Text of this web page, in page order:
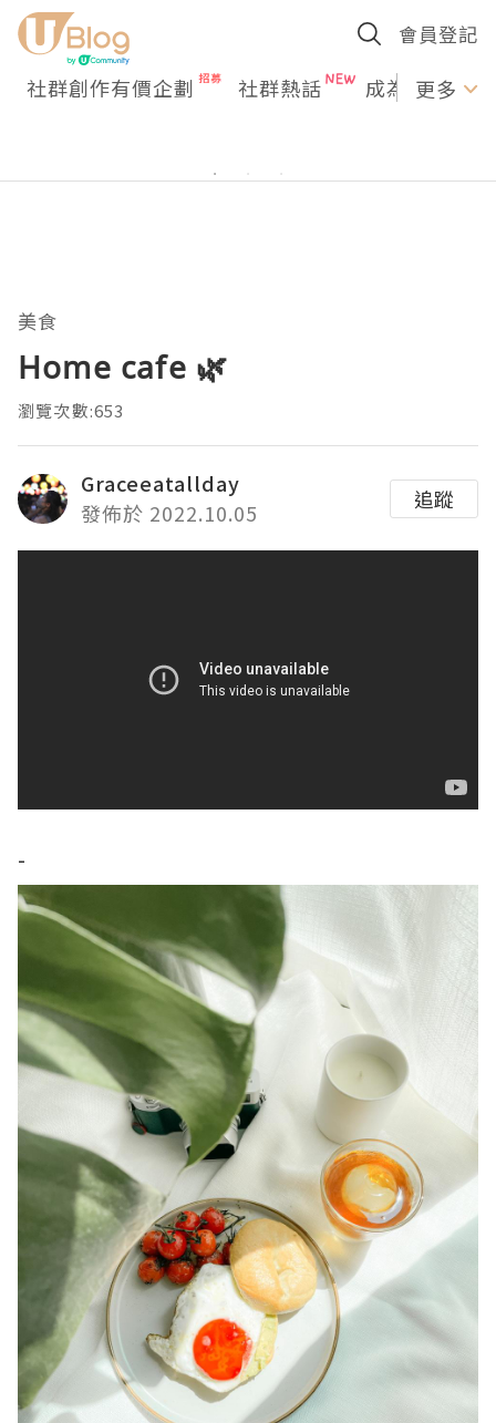
會員登記
社群創作有價企劃 社群熱話 成為U更多
美食
Home cafe 🌿
瀏覽次數:653
Graceeatallday
發佈於 2022.10.05
追蹤
-